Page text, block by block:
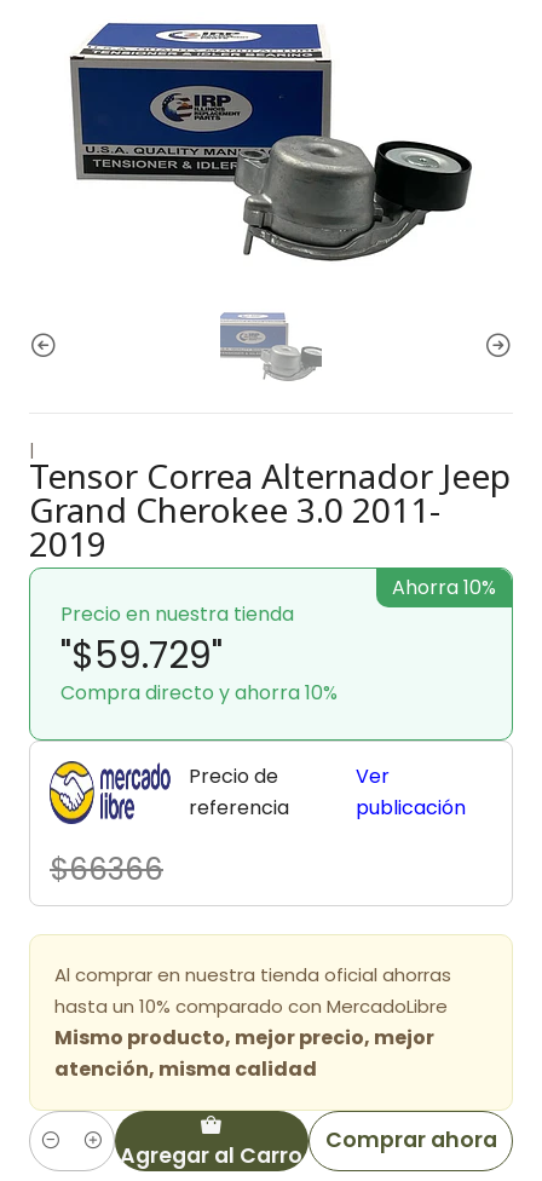
|
Tensor Correa Alternador Jeep
Grand Cherokee 3.0 2011-
2019
Precio en nuestra tienda
"$59.729"
Compra directo y ahorra 10%
Ahorra 10%
Precio de
referencia
$66366
Ver
publicación
Al comprar en nuestra tienda oficial ahorras
hasta un 10% comparado con MercadoLibre
Mismo producto, mejor precio, mejor
atención, misma calidad
Cantidad Agregar al Carro
Comprar ahora